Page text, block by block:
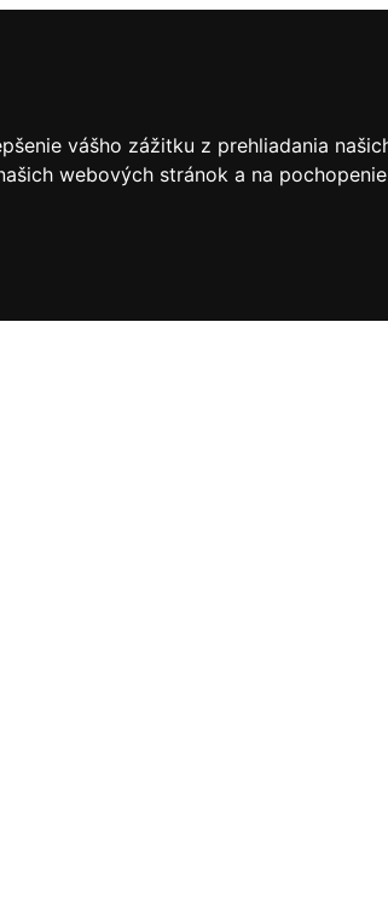
vášho zážitku z prehliadania
webových stránok a na